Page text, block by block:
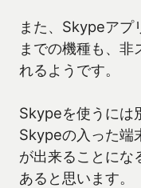
また、Skypeアプ
までの機種も、非
れるようです。
Skypeを使うには
Skypeの入った端
が出来ることにな
あると思います。